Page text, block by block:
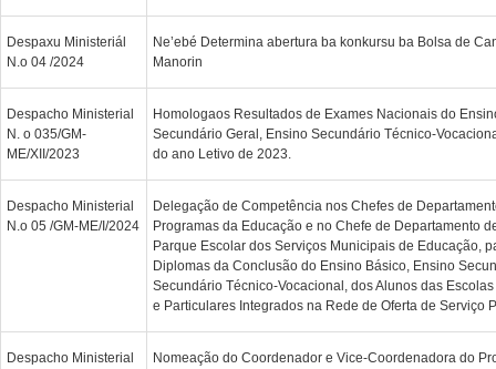
Despaxu Ministeriál
N.o 04 /2024
Ne’ebé Determina abertura ba konkursu ba Bolsa de
Manorin
Despacho Ministerial
N. o 035/GM-
ME/XII/2023
Homologaos Resultados de Exames Nacionais do
Secundário Geral, Ensino Secundário Técnico-
do ano Letivo de 2023.
Despacho Ministerial
N.o 05 /GM-ME/I/2024
Delegação de Competência nos Chefes de
Programas da Educação e no Chefe de Departamento
Parque Escolar dos Serviços Municipais de Educação,
Diplomas da Conclusão do Ensino Básico, Ensino
Secundário Técnico-Vocacional, dos Alunos das
e Particulares Integrados na Rede de Oferta de Serviço
Despacho Ministerial
Nomeação do Coordenador e Vice-Coordenadora do